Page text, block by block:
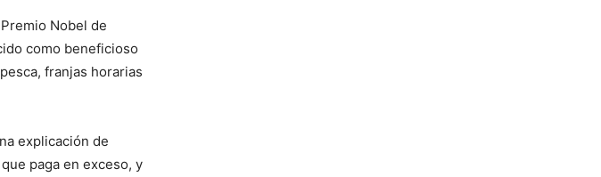
Nobel de
como beneficioso
franjas horarias
explicación de
paga en exceso, y